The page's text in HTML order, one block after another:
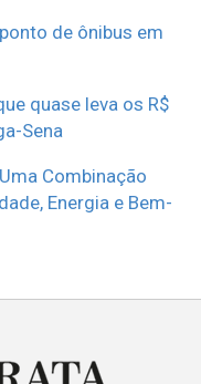
de ônibus em
quase leva os R$
Sena
Combinação
Energia e Bem-